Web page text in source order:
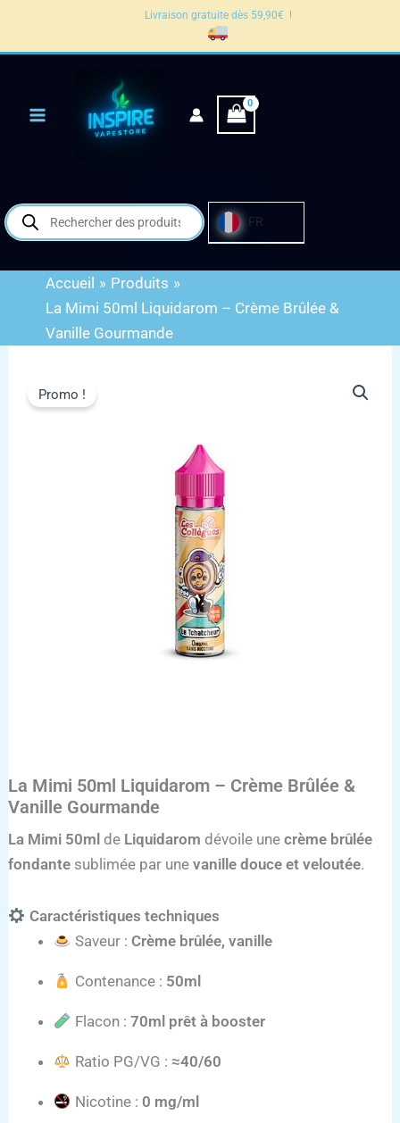
Livraison gratuite dès 59,90€ !
Recherche
de
produits
FR
Accueil
Produits
La Mimi 50ml Liquidarom – Crème Brûlée &
Vanille Gourmande
Promo !
La Mimi 50ml Liquidarom – Crème Brûlée &
Vanille Gourmande
La Mimi 50ml de Liquidarom dévoile unecrème brûlée
fondante sublimée par unevanille douce et veloutée.
Caractéristiques techniques
Saveur : Crème brûlée, vanille
Contenance : 50ml
Flacon : 70ml prêt à booster
Ratio PG/VG : ≈40/60
Nicotine : 0 mg/ml